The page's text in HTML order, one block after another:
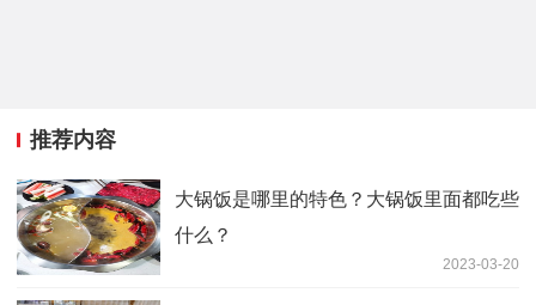
推荐内容
大锅饭是哪里的特色？大锅饭里面都吃些
什么？
2023-03-20